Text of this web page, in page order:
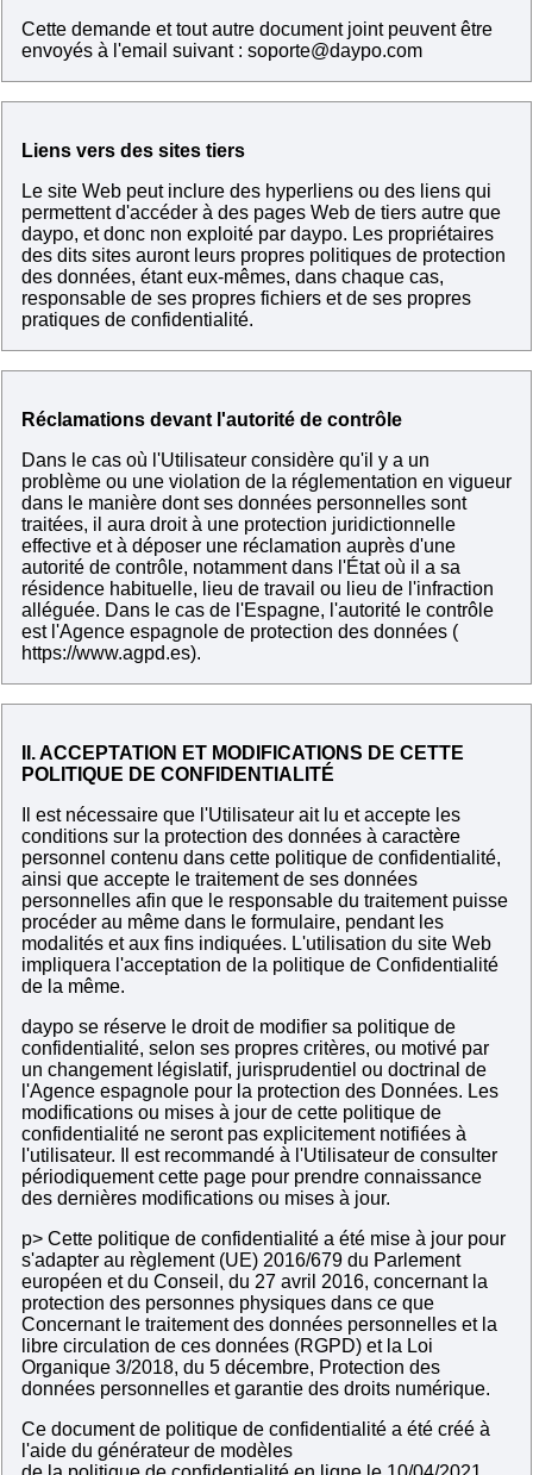
Cette demande et tout autre document joint peuvent être
envoyés à l'email suivant : soporte@daypo.com
Liens vers des sites tiers
Le site Web peut inclure des hyperliens ou des liens qui
permettent d'accéder à des pages Web de tiers autre que
daypo, et donc non exploité par daypo. Les propriétaires
des dits sites auront leurs propres politiques de protection
des données, étant eux-mêmes, dans chaque cas,
responsable de ses propres fichiers et de ses propres
pratiques de confidentialité.
Réclamations devant l'autorité de contrôle
Dans le cas où l'Utilisateur considère qu'il y a un
problème ou une violation de la réglementation en vigueur
dans le manière dont ses données personnelles sont
traitées, il aura droit à une protection juridictionnelle
effective et à déposer une réclamation auprès d'une
autorité de contrôle, notamment dans l'État où il a sa
résidence habituelle, lieu de travail ou lieu de l'infraction
alléguée. Dans le cas de l'Espagne, l'autorité le contrôle
est l'Agence espagnole de protection des données (
https://www.agpd.es).
II. ACCEPTATION ET MODIFICATIONS DE CETTE
POLITIQUE DE CONFIDENTIALITÉ
Il est nécessaire que l'Utilisateur ait lu et accepte les
conditions sur la protection des données à caractère
personnel contenu dans cette politique de confidentialité,
ainsi que accepte le traitement de ses données
personnelles afin que le responsable du traitement puisse
procéder au même dans le formulaire, pendant les
modalités et aux fins indiquées. L'utilisation du site Web
impliquera l'acceptation de la politique de Confidentialité
de la même.
daypo se réserve le droit de modifier sa politique de
confidentialité, selon ses propres critères, ou motivé par
un changement législatif, jurisprudentiel ou doctrinal de
l'Agence espagnole pour la protection des Données. Les
modifications ou mises à jour de cette politique de
confidentialité ne seront pas explicitement notifiées à
l'utilisateur. Il est recommandé à l'Utilisateur de consulter
périodiquement cette page pour prendre connaissance
des dernières modifications ou mises à jour.
p> Cette politique de confidentialité a été mise à jour pour
s'adapter au règlement (UE) 2016/679 du Parlement
européen et du Conseil, du 27 avril 2016, concernant la
protection des personnes physiques dans ce que
Concernant le traitement des données personnelles et la
libre circulation de ces données (RGPD) et la Loi
Organique 3/2018, du 5 décembre, Protection des
données personnelles et garantie des droits numérique.
Ce document de politique de confidentialité a été créé à
l'aide du générateur de modèles